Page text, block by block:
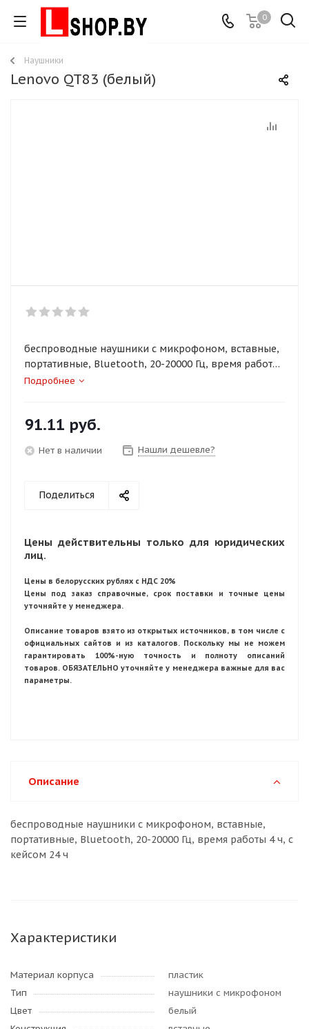
0
Наушники
Lenovo QT83 (белый)
беспроводные наушники с микрофоном, вставные,
портативные, Bluetooth, 20-20000 Гц, время работы
4 ч, с кейсом 24 ч
Подробнее
91.11 руб.
Нет в наличии Нашли дешевле?
Поделиться
Цены действительны только для юридических
лиц.
Цены в белорусских рублях с НДС 20%
Цены под заказ справочные, срок поставки и точные цены
уточняйте у менеджера.
Описание товаров взято из открытых источников, в том числе с
официальных сайтов и из каталогов. Поскольку мы не можем
гарантировать 100%-ную точность и полноту описаний
товаров. ОБЯЗАТЕЛЬНО уточняйте у менеджера важные для вас
параметры.
Описание
беспроводные наушники с микрофоном, вставные,
портативные, Bluetooth, 20-20000 Гц, время работы 4 ч, с
кейсом 24 ч
Характеристики
Материал корпуса
пластик
Тип
наушники с микрофоном
Цвет
белый